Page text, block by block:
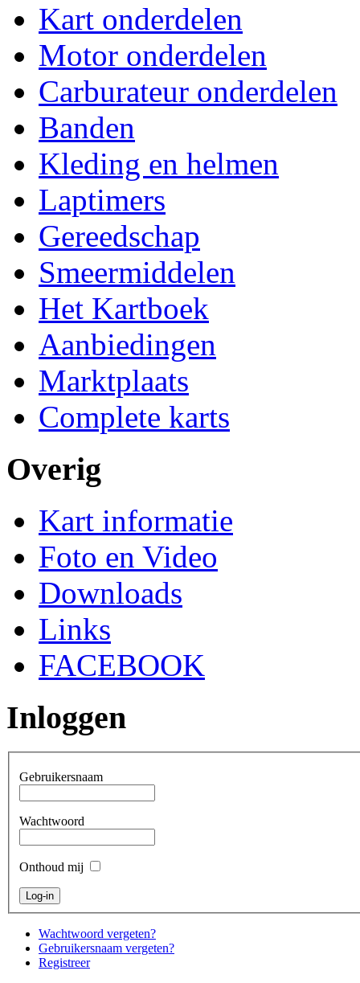
Kart onderdelen
Motor onderdelen
Carburateur onderdelen
Banden
Kleding en helmen
Laptimers
Gereedschap
Smeermiddelen
Het Kartboek
Aanbiedingen
Marktplaats
Complete karts
Overig
Kart informatie
Foto en Video
Downloads
Links
FACEBOOK
Inloggen
Gebruikersnaam
Wachtwoord
Onthoud mij
Wachtwoord vergeten?
Gebruikersnaam vergeten?
Registreer